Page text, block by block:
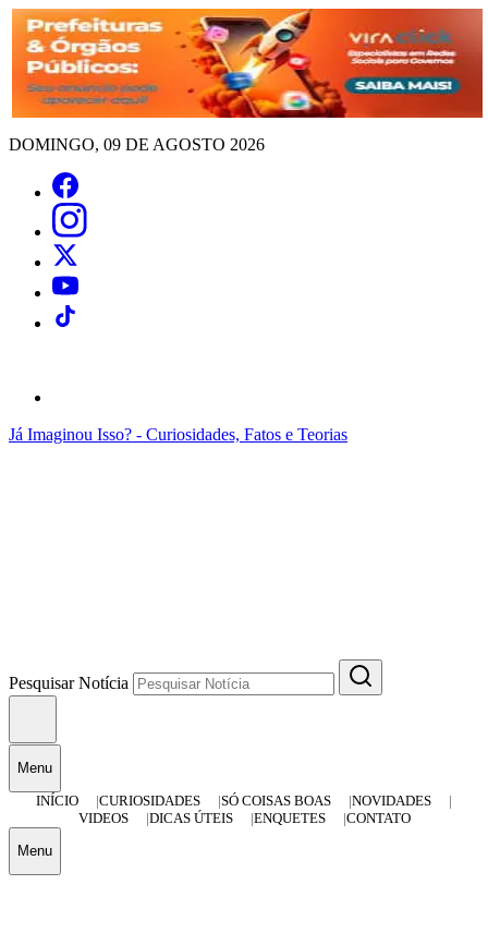
DOMINGO, 09 DE AGOSTO 2026
Já Imaginou Isso? - Curiosidades, Fatos e Teorias
Pesquisar Notícia
Menu
INÍCIO
CURIOSIDADES SÓ COISAS BOAS
NOVIDADES
VIDEOS
DICAS ÚTEIS ENQUETES CONTATO
Menu